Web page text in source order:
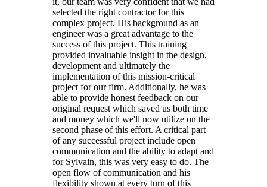
selected the right contractor for this
complex project. His background as an
engineer was a great advantage to the
success of this project. This training
provided invaluable insight in the design,
development and ultimately the
implementation of this mission-critical
project for our firm. Additionally, he was
able to provide honest feedback on our
original request which saved us both time
and money which we'll now utilize on the
second phase of this effort. A critical part
of any successful project include open
communication and the ability to adapt and
for Sylvain, this was very easy to do. The
open flow of communication and his
flexibility shown at every turn of this